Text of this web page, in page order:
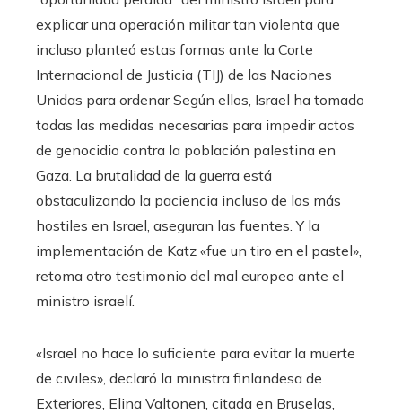
explicar una operación militar tan violenta que
incluso planteó estas formas ante la Corte
Internacional de Justicia (TIJ) de las Naciones
Unidas para ordenar Según ellos, Israel ha tomado
todas las medidas necesarias para impedir actos
de genocidio contra la población palestina en
Gaza. La brutalidad de la guerra está
obstaculizando la paciencia incluso de los más
hostiles en Israel, aseguran las fuentes. Y la
implementación de Katz «fue un tiro en el pastel»,
retoma otro testimonio del mal europeo ante el
ministro israelí.
«Israel no hace lo suficiente para evitar la muerte
de civiles», declaró la ministra finlandesa de
Exteriores, Elina Valtonen, citada en Bruselas,